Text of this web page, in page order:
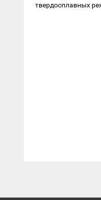
твердосплавных